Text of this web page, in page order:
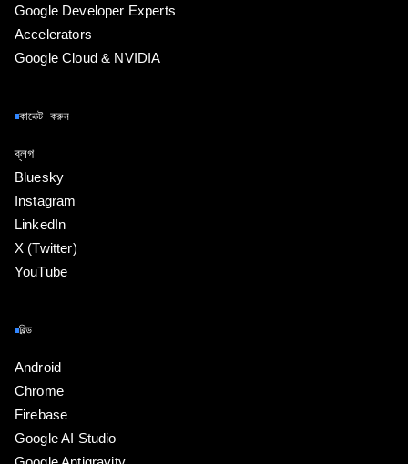
Google Developer Experts
Accelerators
Google Cloud & NVIDIA
কানেক্ট করুন
ব্লগ
Bluesky
Instagram
LinkedIn
X (Twitter)
YouTube
বিল্ড
Android
Chrome
Firebase
Google AI Studio